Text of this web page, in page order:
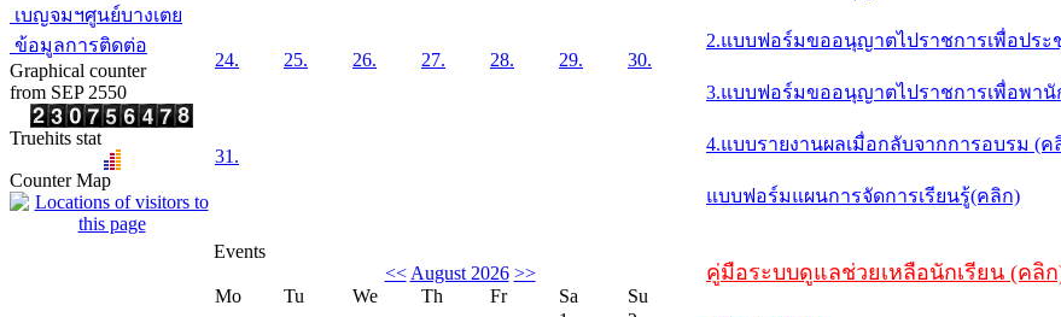
เบญจมฯศูนย์บางเตย
ข้อมูลการติดต่อ
Graphical counter
from SEP 2550
Truehits stat
Counter Map
24. 25. 26. 27. 28. 29. 30.
31.
Events
<< August 2026 >>
Mo
Tu We Th Fr Sa
Su
2.แบบฟอร์มขออนุญาตไปราชการเพื่อปร
3.แบบฟอร์มขออนุญาตไปราชการเพื่อพา
4.แบบรายงานผลเมื่อกลับจากการอบรม (ค
แบบฟอร์มแผนการจัดการเรียนรู้(คลิก)
คู่มือระบบดูแลช่วยเหลือนักเรียน (คลิ